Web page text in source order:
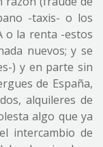
-taxis- o los
o la renta -estos
nuevos; y se
) y en parte sin
de España,
alquileres de
algo que ya
intercambio de